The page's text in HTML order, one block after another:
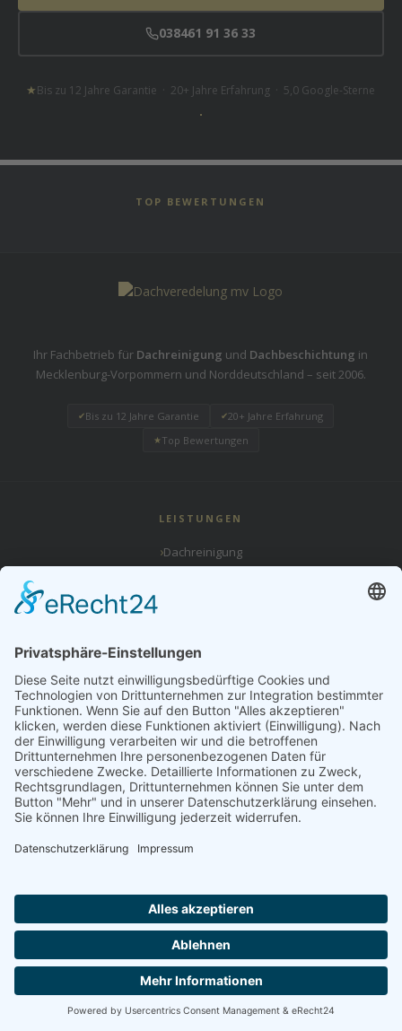
038461 91 36 33
★Bis zu 12 Jahre Garantie · 20+ Jahre Erfahrung · 5,0 Google-Sterne
TOP BEWERTUNGEN
Ihr Fachbetrieb für Dachreinigung und Dachbeschichtung in
Mecklenburg-Vorpommern und Norddeutschland – seit 2006.
✔Bis zu 12 Jahre Garantie ✔20+ Jahre Erfahrung
★Top Bewertungen
LEISTUNGEN
›Dachreinigung
Fassadenreinigung & -beschichtung
›Holzschutz
› Bodenversiegelung
›Arbeitsablauf
KONTAKT
18246 Bützow
038461 91 36 33
kontakt@dachveredelung-mv.de
RECHTLICHES